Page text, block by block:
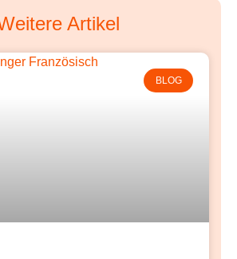
Artikel
BLOG